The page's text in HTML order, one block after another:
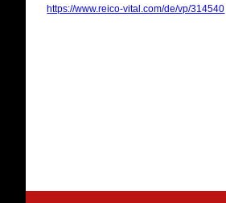
https://www.reico-vital.com/de/vp/314540